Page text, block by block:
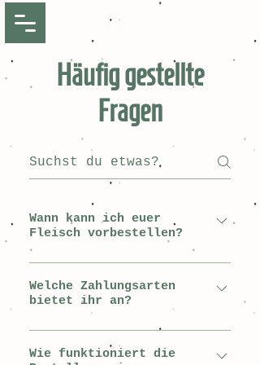
Häufig gestellte
Fragen
Wann kann ich euer
Fleisch vorbestellen?
Der nächste Termin ist für
September 2026 geplant. Der
genaue Termin wird
rechtzeitig (ca. 1 Monat im
Vorhinein) bekanntgegeben.
Welche Zahlungsarten
bietet ihr an?
Du kannst deine Bestellung
direkt Online mit
Wie funktioniert die